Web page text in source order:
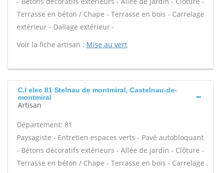
Terrasse en béton / Chape - Terrasse en bois - Carrelage
extérieur - Dallage extérieur -
Voir la fiche artisan : Mise au vert
C.l elec 81 Stelnau de montmiral, Castelnau-de-
montmiral
Artisan
Département: 81
Paysagiste - Entretien espaces verts - Pavé autobloquant
- Bétons décoratifs extérieurs - Allée de jardin - Clôture -
Terrasse en béton / Chape - Terrasse en bois - Carrelage